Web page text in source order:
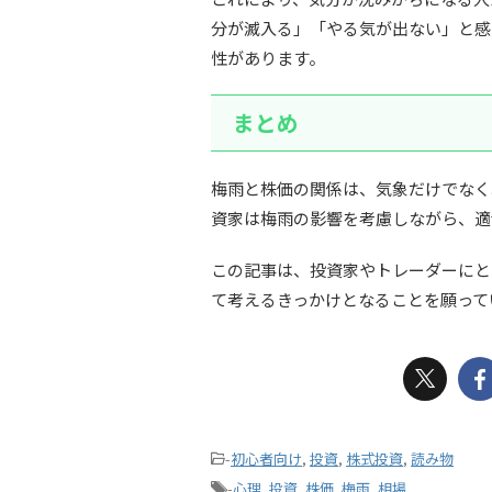
分が滅入る」「やる気が出ない」と
性があります。
まとめ
梅雨と株価の関係は、気象だけでな
資家は梅雨の影響を考慮しながら、
この記事は、投資家やトレーダーに
て考えるきっかけとなることを願っ
-初心者向け, 投資, 株式投資, 読み物
-心理 投資 株価 梅雨 相場